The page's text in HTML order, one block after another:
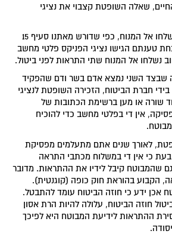
שאלה השופטת קצבוי את נציגי
בשני מכתבי התראה שנשלחו אל המנוח, כפי שדורש מאתנו סעיף 15
טענתם הגישו נציגי הפניקס פלטי מחשב
נשלחו אל המנוח שתי התראות לפני ביטול.
שבצד השני נמצא אדם בשר ודם שהפקיד
בידי חברת הביטוח, הזכירה השופטת לנציגי
שורה או מען ברשימת הכתובות של
אין די בפלטי מחשב כדי להוכיח
לאורך שנים אתם מתעלמים מפסיקת
כי אין די במשלוח מכתבי התראה
שהמבוטח קיבל לידיו את ההתראות. מדובר
הקבוע בהוראת חוק כופה (קוגנטית).
אכן ידע כי חוזה הביטוח עומד להתבטל.
חוזה הביטוח, עלולה להיות הרת אסון
ההתראות לידיעת המבוטח היא לפיכך